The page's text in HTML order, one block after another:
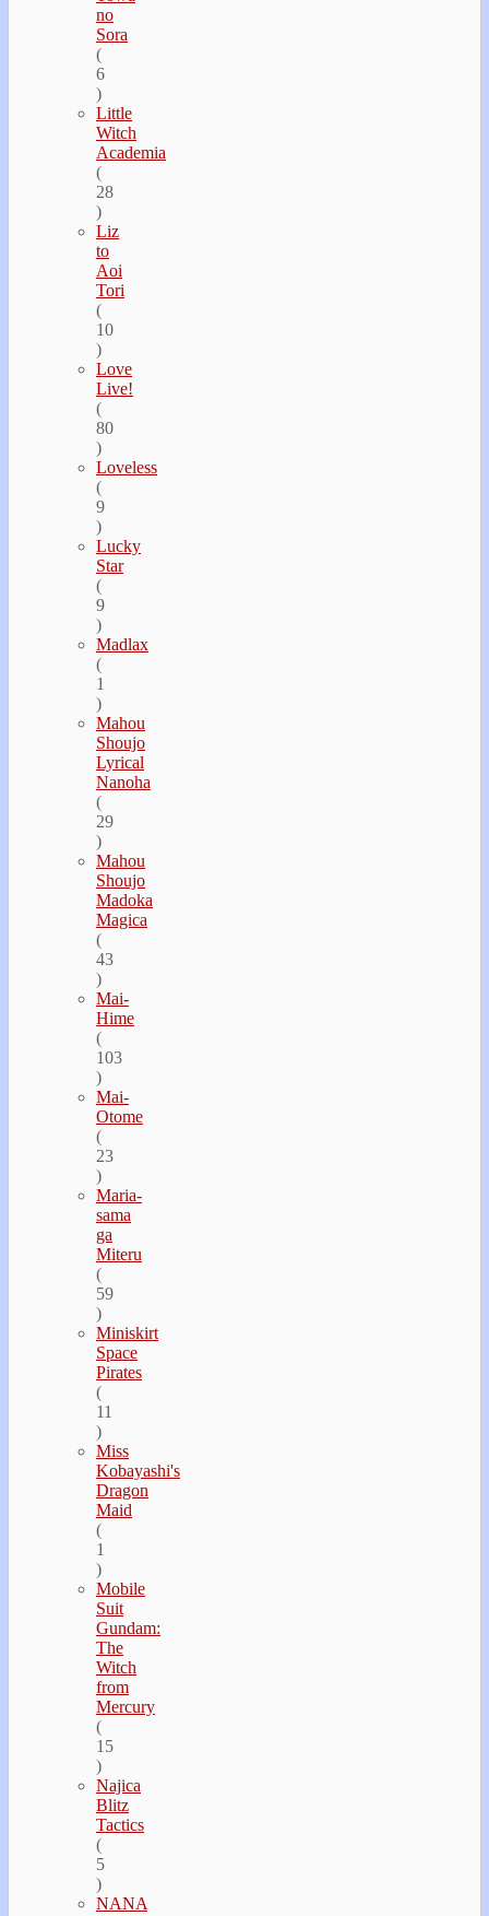
no
Sora
(
6
)
Little
Witch
Academia
(
28
)
Liz
to
Aoi
Tori
(
10
)
Love
Live!
(
80
)
Loveless
(
9
)
Lucky
Star
(
9
)
Madlax
(
1
)
Mahou
Shoujo
Lyrical
Nanoha
(
29
)
Mahou
Shoujo
Madoka
Magica
(
43
)
Mai-
Hime
(
103
)
Mai-
Otome
(
23
)
Maria-
sama
ga
Miteru
(
59
)
Miniskirt
Space
Pirates
(
11
)
Miss
Kobayashi's
Dragon
Maid
(
1
)
Mobile
Suit
Gundam:
The
Witch
from
Mercury
(
15
)
Najica
Blitz
Tactics
(
5
)
NANA